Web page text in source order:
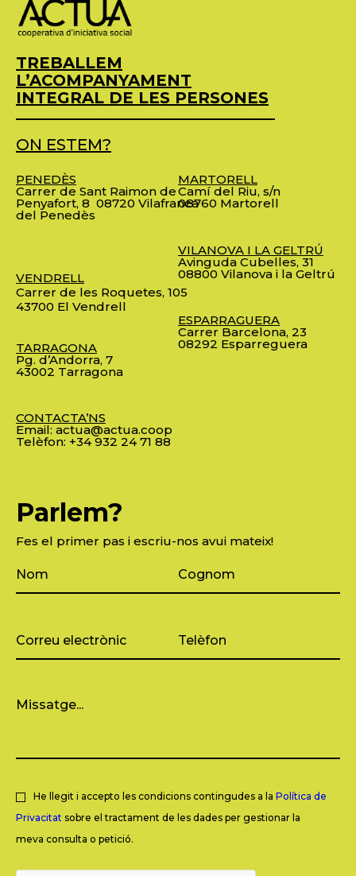
TREBALLEM
L’ACOMPANYAMENT
INTEGRAL DE LES PERSONES
ON ESTEM?
PENEDÈS
Carrer de Sant Raimon de
Penyafort, 8 08720 Vilafranca
del Penedès
VENDRELL
Carrer de les Roquetes, 105
43700 El Vendrell
TARRAGONA
Pg. d’Andorra, 7
43002 Tarragona
CONTACTA’NS
Email: actua@actua.coop
Telèfon: +34 932 24 71 88
MARTORELL
Camí del Riu, s/n
08760 Martorell
VILANOVA I LA GELTRÚ
Avinguda Cubelles, 31
08800 Vilanova i la Geltrú
ESPARRAGUERA
Carrer Barcelona, 23
08292 Esparreguera
Parlem?
Fes el primer pas i escriu-nos avui mateix!
He llegit i accepto les condicions contingudes a la Política de
Privacitat sobre el tractament de les dades per gestionar la
meva consulta o petició.